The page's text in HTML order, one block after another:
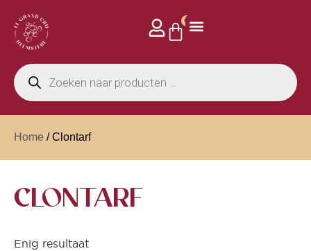
0
Home / Clontarf
CLONTARF
Enig resultaat